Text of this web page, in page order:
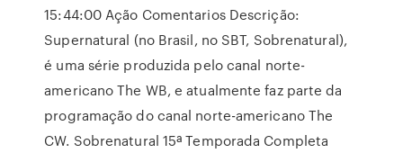
15:44:00 Ação Comentarios Descrição:
Supernatural (no Brasil, no SBT, Sobrenatural),
é uma série produzida pelo canal norte-
americano The WB, e atualmente faz parte da
programação do canal norte-americano The
CW. Sobrenatural 15ª Temporada Completa